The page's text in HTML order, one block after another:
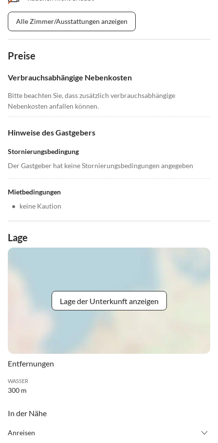
Alle Zimmer/Ausstattungen anzeigen
Preise
Verbrauchsabhängige Nebenkosten
Bitte beachten Sie, dass zusätzlich verbrauchsabhängige
Nebenkosten anfallen können.
Hinweise des Gastgebers
Stornierungsbedingung
Der Gastgeber hat keine Stornierungsbedingungen angegeben
Mietbedingungen
• keine Kaution
Lage
Lage der Unterkunft anzeigen
Entfernungen
WASSER
300 m
In der Nähe
Anreisen